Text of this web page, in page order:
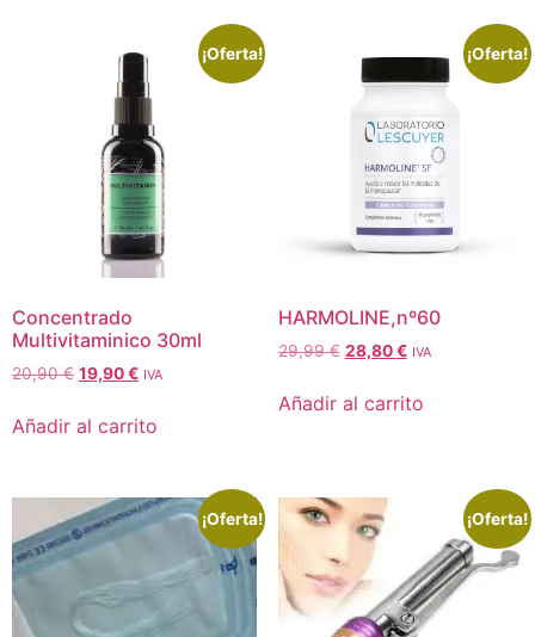
¡Oferta!
Concentrado
Multivitaminico 30ml
20,90€ 19,90€ IVA
Añadir al carrito
¡Oferta!
HARMOLINE,nº60
29,99€ 28,80€ IVA
Añadir al carrito
¡Oferta! ¡Oferta!